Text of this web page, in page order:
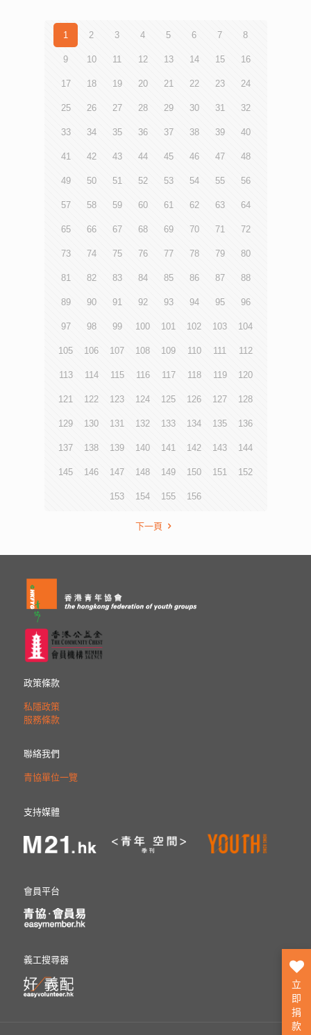
1 2 3 4 5 6 7 8
9 10 11 12 13 14 15 16
17 18 19 20 21 22 23 24
25 26 27 28 29 30 31 32
33 34 35 36 37 38 39 40
41 42 43 44 45 46 47 48
49 50 51 52 53 54 55 56
57 58 59 60 61 62 63 64
65 66 67 68 69 70 71 72
73 74 75 76 77 78 79 80
81 82 83 84 85 86 87 88
89 90 91 92 93 94 95 96
97 98 99 100 101 102 103 104
105 106 107 108 109 110 111 112
113 114 115 116 117 118 119 120
121 122 123 124 125 126 127 128
129 130 131 132 133 134 135 136
137 138 139 140 141 142 143 144
145 146 147 148 149 150 151 152
153 154 155 156
下一頁
政策條款
私隱政策
服務條款
聯絡我們
青協單位一覽
支持媒體
會員平台
義工搜尋器
立
即
捐
款